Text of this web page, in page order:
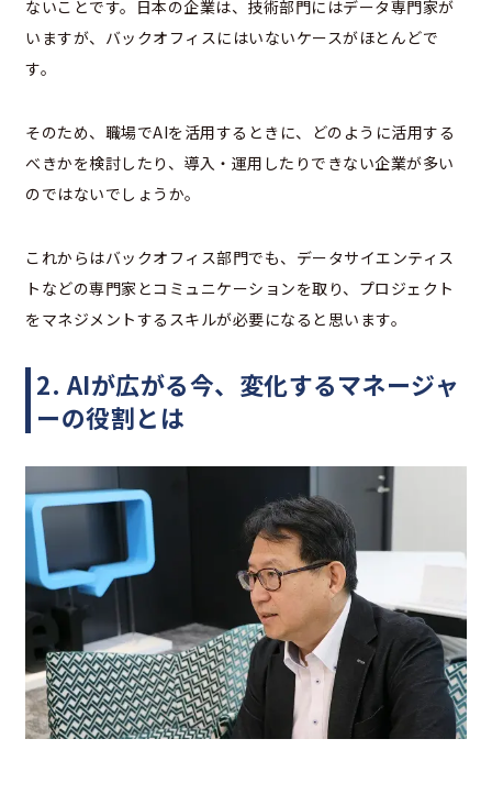
ないことです。日本の企業は、技術部門にはデータ専門家が
いますが、バックオフィスにはいないケースがほとんどで
す。
そのため、職場でAIを活用するときに、どのように活用する
べきかを検討したり、導入・運用したりできない企業が多い
のではないでしょうか。
これからはバックオフィス部門でも、データサイエンティス
トなどの専門家とコミュニケーションを取り、プロジェクト
をマネジメントするスキルが必要になると思います。
2. AIが広がる今、変化するマネージャ
ーの役割とは